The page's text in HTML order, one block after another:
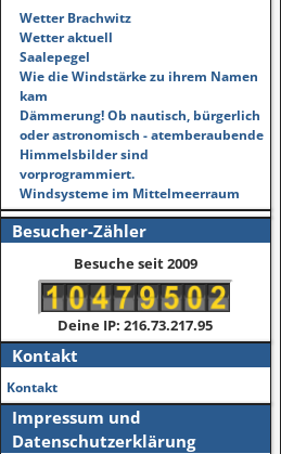
Wetter Brachwitz
Wetter aktuell
Saalepegel
Wie die Windstärke zu ihrem Namen
kam
Dämmerung! Ob nautisch, bürgerlich
oder astronomisch - atemberaubende
Himmelsbilder sind
vorprogrammiert.
Windsysteme im Mittelmeerraum
Besucher-Zähler
Besuche seit 2009
Deine IP: 216.73.217.95
Kontakt
Kontakt
Impressum und
Datenschutzerklärung